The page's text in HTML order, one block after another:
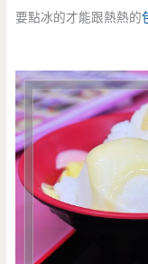
要點冰的才能跟熱熱的